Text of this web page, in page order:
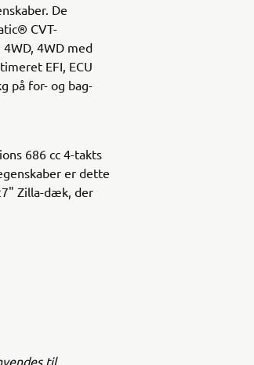
De
CVT-
4WD med
EFI, ECU
på for- og bag-
686 cc 4-takts
er dette
Zilla-dæk, der
til